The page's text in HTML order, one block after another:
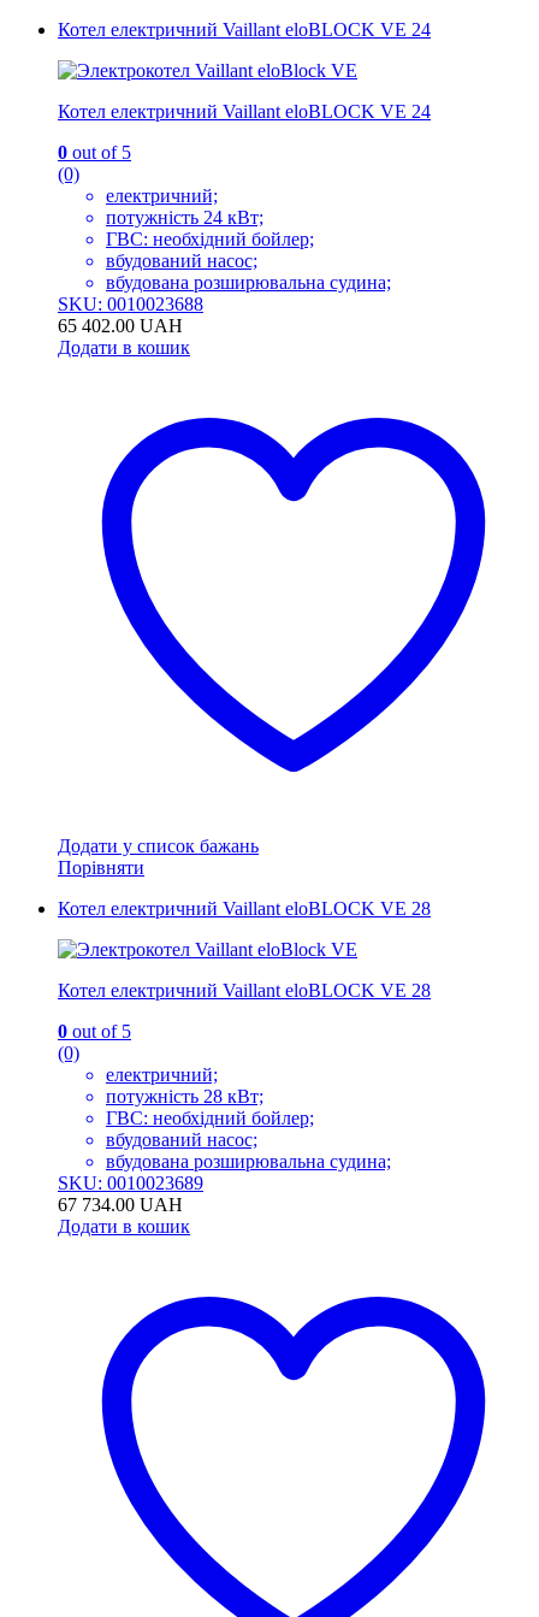
Котел електричний Vaillant eloBLOCK VE 24
Котел електричний Vaillant eloBLOCK VE 24
0 out of 5
(0)
електричний;
потужність 24 кВт;
ГВС: необхідний бойлер;
вбудований насос;
вбудована розширювальна судина;
SKU: 0010023688
65 402.00 UAH
Додати в кошик
Додати у список бажань
Порівняти
Котел електричний Vaillant eloBLOCK VE 28
Котел електричний Vaillant eloBLOCK VE 28
0 out of 5
(0)
електричний;
потужність 28 кВт;
ГВС: необхідний бойлер;
вбудований насос;
вбудована розширювальна судина;
SKU: 0010023689
67 734.00 UAH
Додати в кошик